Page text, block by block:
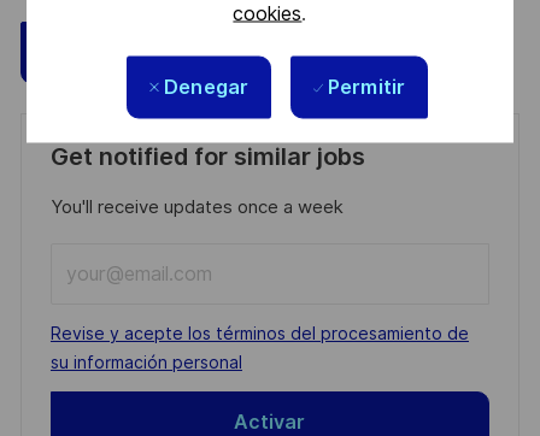
cookies.
Denegar Permitir
Aplicar ahora Guardar
Get notified for similar jobs
You'll receive updates once a week
Email
address
(Required)
Required
Revise y acepte los términos del procesamiento de
su información personal
Activar